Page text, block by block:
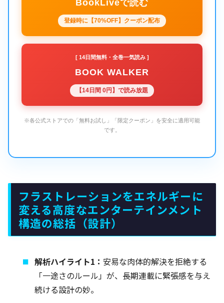
BookLiveで読む
登録時に【70%OFF】クーポン配布
[ 14日間無料・全巻一気読み ]
BOOK WALKER
【14日間 0円】で読み放題
※各公式ストアでの「無料お試し」「限定クーポン」を安全に適用可能
です。
フラストレーションをエネルギーに
変える高度なエンターテインメント
構造の総括（設計）
解析ハイライト1： 安易な肉体的解決を拒絶する
「一途さのルール」が、長期連載に緊張感を与え
続ける設計の妙。